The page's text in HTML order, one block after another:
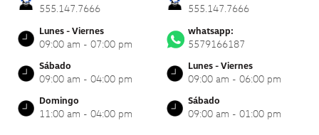
555.147.7666
Lunes - Viernes
09:00 am - 07:00 pm
Sábado
09:00 am - 04:00 pm
Domingo
11:00 am - 04:00 pm
555.147.7666
whatsapp:
5579166187
Lunes - Viernes
09:00 am - 06:00 pm
Sábado
09:00 am - 01:00 pm